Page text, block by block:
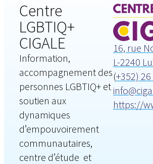
Centre
LGBTIQ+
CIGALE
Information,
accompagnement des
personnes LGBTIQ+ et
soutien aux
dynamiques
d’empouvoirement
communautaires,
centre d’étude et
16, rue
L-2240
(+352)
https://